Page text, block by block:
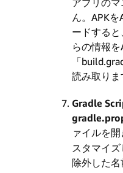
アプリの
ん。APK
ードする
らの情報
「
読み取りま
Gradle
ァイルを開
スタマイ
除外した